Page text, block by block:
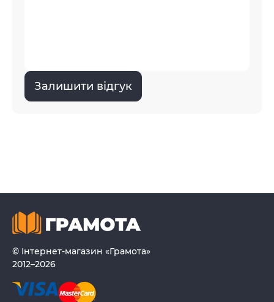
Залишити відгук
© Інтернет-магазин «Грамота»
2012–2026